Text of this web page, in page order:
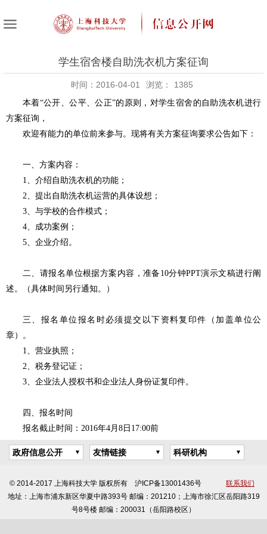
学生宿舍楼自助洗衣机方案征询
时间：2016-04-01 浏览： 1385
本着“公开、公平、公正”的原则，对学生宿舍的自助洗衣机进行
方案征询，
欢迎有能力的单位前来参与。现将有关方案征询要求公告如下：
一、方案内容：
1、介绍自助洗衣机的功能；
2、提出自助洗衣机运营的具体设想；
3、与学校的合作模式；
4、成功案例；
5、 企业介绍。
二、请报名单位根据方案内容，准备10分钟PPT演示文稿进行阐
述。（具体时间另行通知。）
三、报名单位报名时必须提交以下资料复印件（加盖单位公
章）。
1、营业执照；
2、税务登记证；
3、企业法人授权书和企业法人身份证复印件。
四、报名时间
报名截止时间：2016年4月8日17:00前
政府信息公开 友情链接 科研机构
© 2014-2017 上海科技大学 版权所有 沪ICP备13001436号
联系我们
地址：上海市浦东新区华夏中路393号 邮编：201210；上海市徐汇区岳阳路319
号8号楼 邮编：200031（岳阳路校区）